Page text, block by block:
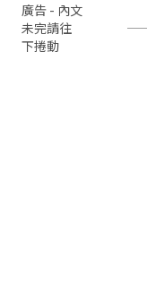
廣告 - 內文
未完請往
下捲動